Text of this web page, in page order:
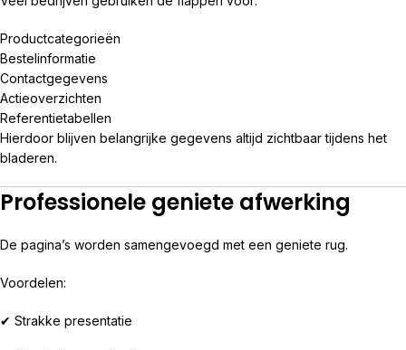
Productcategorieën
Bestelinformatie
Contactgegevens
Actieoverzichten
Referentietabellen
Hierdoor blijven belangrijke gegevens altijd zichtbaar tijdens het
bladeren.
Professionele geniete afwerking
De pagina’s worden samengevoegd met een geniete rug.
Voordelen:
✔ Strakke presentatie